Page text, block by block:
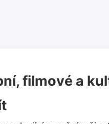
filmové a